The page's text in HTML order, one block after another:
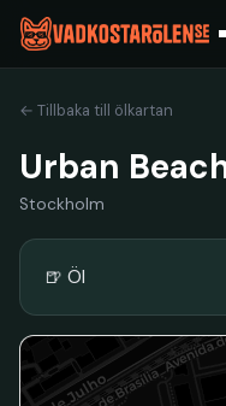
← Tillbaka till ölkartan
Urban
Stockholm
🍺 Öl